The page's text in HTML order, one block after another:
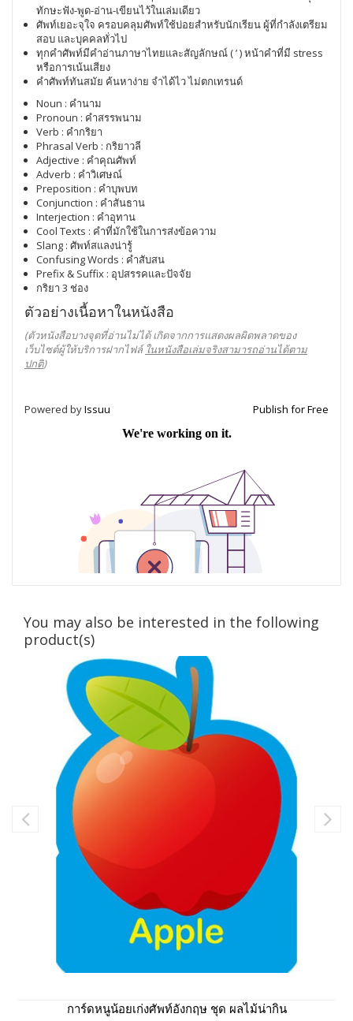
ทักษะฟัง-พูด-อ่าน-เขียนไว้ในเล่มเดียว
ศัพท์เยอะจุใจ ครอบคลุมศัพท์ใช้บ่อยสำหรับนักเรียน ผู้ที่กำลังเตรียม
สอบ และบุคคลทั่วไป
ทุกคำศัพท์มีคำอ่านภาษาไทยและสัญลักษณ์ ( ’ ) หน้าคำที่มี stress
หรือการเน้นเสียง
คำศัพท์ทันสมัย ค้นหาง่าย จำได้ไว ไม่ตกเทรนด์
Noun : คำนาม
Pronoun : คำสรรพนาม
Verb : คำกริยา
Phrasal Verb : กริยาวลี
Adjective : คำคุณศัพท์
Adverb : คำวิเศษณ์
Preposition : คำบุพบท
Conjunction : คำสันธาน
Interjection : คำอุทาน
Cool Texts : คำที่มักใช้ในการส่งข้อความ
Slang : ศัพท์สแลงน่ารู้
Confusing Words : คำสับสน
Prefix & Suffix : อุปสรรคและปัจจัย
กริยา 3 ช่อง
ตัวอย่างเนื้อหาในหนังสือ
(ตัวหนังสือบางจุดที่อ่านไม่ได้ เกิดจากการแสดงผลผิดพลาดของ
เว็บไซต์ผู้ให้บริการฝากไฟล์ ในหนังสือเล่มจริงสามารถอ่านได้ตาม
ปกติ)
Powered byIssuu Publish for Free
You may also be interested in the following
product(s)
การ์ดหนูน้อยเก่งศัพท์อังกฤษ ชุด ผลไม้น่ากิน